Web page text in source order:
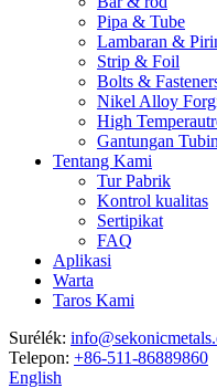
Pipa & Tube
Lambaran &
Strip & Foil
Bolts &
Nikel Alloy
High
Gantungan
Tentang Kami
Tur Pabrik
Kontrol kualitas
Sertipikat
FAQ
Aplikasi
Warta
Taros Kami
Surélék:
Telepon: +86-511-86889860
English